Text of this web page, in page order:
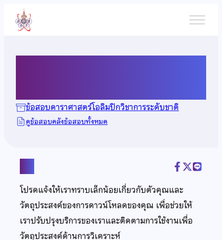
เนื้อหา
ข้อสอบดาราศาสตร์โอลิมปิกวิชาการระดับชาติ
ดูข้อสอบคลังข้อสอบทั้งหมด
โปรดแจ้งให้เราทราบเล็กน้อยเกี่ยวกับตัวคุณและ
วัตถุประสงค์ของการดาวน์โหลดของคุณ เพื่อช่วยให้
เราปรับปรุงบริการของเราและติดตามการใช้งานเพื่อ
วัตถุประสงค์ด้านการวิเคราะห์